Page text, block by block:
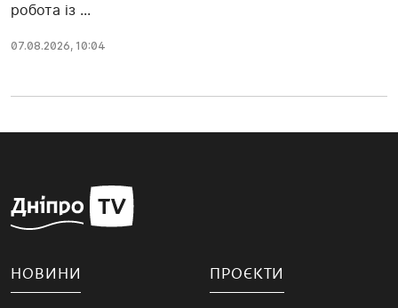
робота із ...
07.08.2026, 10:04
НОВИНИ ПРОЄКТИ